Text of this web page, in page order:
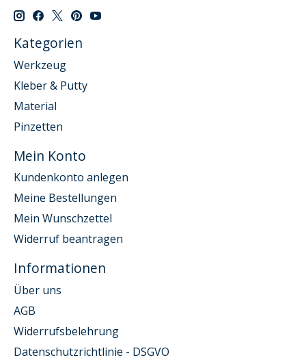
Kategorien
Werkzeug
Kleber & Putty
Material
Pinzetten
Mein Konto
Kundenkonto anlegen
Meine Bestellungen
Mein Wunschzettel
Widerruf beantragen
Informationen
Über uns
AGB
Widerrufsbelehrung
Datenschutzrichtlinie - DSGVO